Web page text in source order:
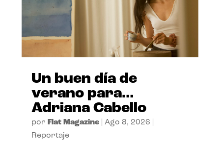
Un buen día de
verano para…
Adriana Cabello
por Flat Magazine| Ago 8, 2026
Reportaje